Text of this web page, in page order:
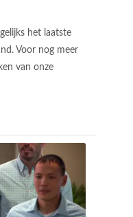
het laatste
Voor nog meer
van onze